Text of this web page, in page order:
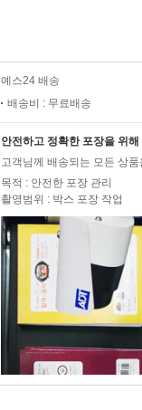
예스24 배송
배송비 : 무료배송
안전하고 정확한 포장을 위
고객님께 배송되는 모든 상
목적 : 안전한 포장 관리
촬영범위 : 박스 포장 작업